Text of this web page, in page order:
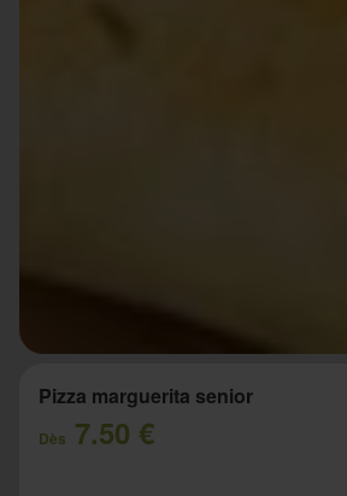
Pizza marguerita senior
Dès 7.50 €